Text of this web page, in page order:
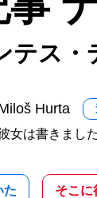
テス・
Hurta
女は書きました
た そこに